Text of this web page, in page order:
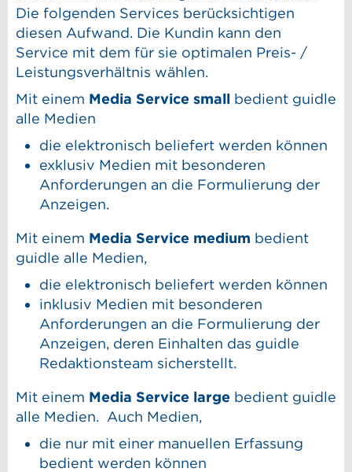
Die folgenden Services berücksichtigen
diesen Aufwand. Die Kundin kann den
Service mit dem für sie optimalen Preis- /
Leistungsverhältnis wählen.
Mit einem Media Service small bedient guidle
alle Medien
die elektronisch beliefert werden können
exklusiv Medien mit besonderen
Anforderungen an die Formulierung der
Anzeigen.
Mit einem Media Service medium bedient
guidle alle Medien,
die elektronisch beliefert werden können
inklusiv Medien mit besonderen
Anforderungen an die Formulierung der
Anzeigen, deren Einhalten das guidle
Redaktionsteam sicherstellt.
Mit einem Media Service large bedient guidle
alle Medien. Auch Medien,
die nur mit einer manuellen Erfassung
bedient werden können